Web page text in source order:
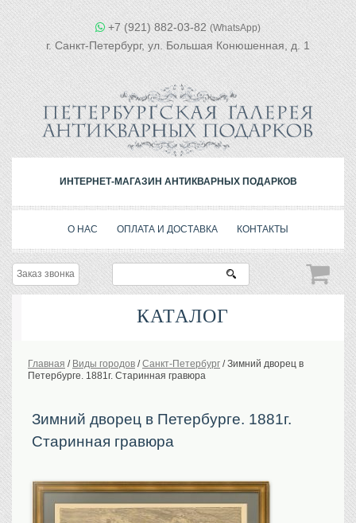
+7 (921) 882-03-82 (WhatsApp)
г. Санкт-Петербург, ул. Большая Конюшенная, д. 1
ИНТЕРНЕТ-МАГАЗИН АНТИКВАРНЫХ ПОДАРКОВ
О НАС ОПЛАТА И ДОСТАВКА КОНТАКТЫ
Заказ звонка
КАТАЛОГ
История Российской империи. Обычаи
Предметы VIP
Портреты царской семьи
Москва
Санкт-Петербург
Главная / Виды городов /Санкт-Петербург /Зимний дворец в
Петербурге. 1881г. Старинная гравюра
Зимний дворец в Петербурге. 1881г.
Старинная гравюра